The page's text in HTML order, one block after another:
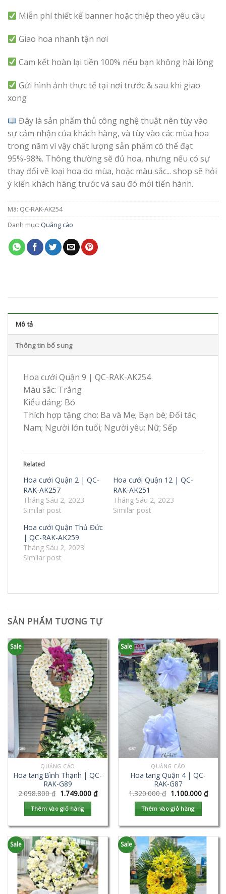
Miễn phí thiết kế banner hoặc thiệp theo yêu cầu
Giao hoa nhanh tận nơi
Cam kết hoàn lại tiền 100% nếu bạn không hài lòng
Gửi hình ảnh thực tế tại nơi trước & sau khi giao
xong
Đây là sản phẩm thủ công nghệ thuật nên tùy vào
sự cảm nhận của khách hàng, và tùy vào các mùa hoa
trong năm vì vậy chất lượng sản phẩm có thể đạt
95%-98%. Thông thường sẽ đủ hoa, nhưng nếu có sự
thay đổi về loại hoa do mùa, hoặc màu sắc... shop sẽ hỏi
ý kiến khách hàng trước và sau đó mới tiến hành.
Mã: QC-RAK-AK254
Danh mục: Quảng cáo
Mô tả
Thông tin bổ sung
Hoa cưới Quận 9 | QC-RAK-AK254
Màu sắc: Trắng
Kiểu dáng: Bó
Thích hợp tặng cho: Ba và Mẹ; Bạn bè; Đối tác;
Nam; Người lớn tuổi; Người yêu; Nữ; Sếp
Related
Hoa cưới Quận 2 | QC-
RAK-AK257
Tháng Sáu 2, 2023
Similar post
Hoa cưới Quận 12 | QC-
RAK-AK251
Tháng Sáu 2, 2023
Similar post
Hoa cưới Quận Thủ Đức
| QC-RAK-AK259
Tháng Sáu 2, 2023
Similar post
SẢN PHẨM TƯƠNG TỰ
Sale
QUẢNG CÁO
Hoa tang Bình Thạnh | QC-
RAK-G89
2.098.800₫ 1.749.000 ₫
Thêm vào giỏ hàng
Sale
QUẢNG CÁO
Hoa tang Quận 4 | QC-
RAK-G87
1.320.000₫ 1.100.000 ₫
Thêm vào giỏ hàng
Sale Sale